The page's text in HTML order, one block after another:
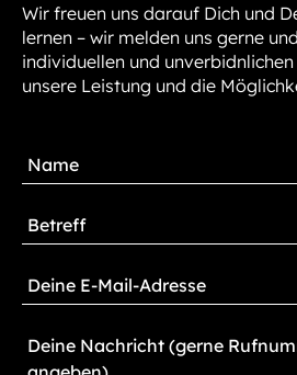
Wir freuen uns darauf Dich und
lernen – wir melden uns gerne
individuellen und
unsere Leistung und die